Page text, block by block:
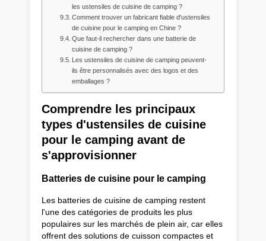
les ustensiles de cuisine de camping ?
Comment trouver un fabricant fiable d'ustensiles
de cuisine pour le camping en Chine ?
Que faut-il rechercher dans une batterie de
cuisine de camping ?
Les ustensiles de cuisine de camping peuvent-
ils être personnalisés avec des logos et des
emballages ?
Comprendre les principaux
types d'ustensiles de cuisine
pour le camping avant de
s'approvisionner
Batteries de cuisine pour le camping
Les batteries de cuisine de camping restent
l'une des catégories de produits les plus
populaires sur les marchés de plein air, car elles
offrent des solutions de cuisson compactes et